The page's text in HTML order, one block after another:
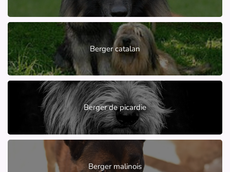
Berger catalan
Berger de picardie
Berger malinois